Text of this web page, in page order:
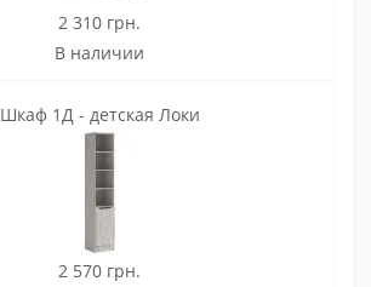
2 310 грн.
В наличии
Шкаф 1Д - детская Локи
2 570 грн.